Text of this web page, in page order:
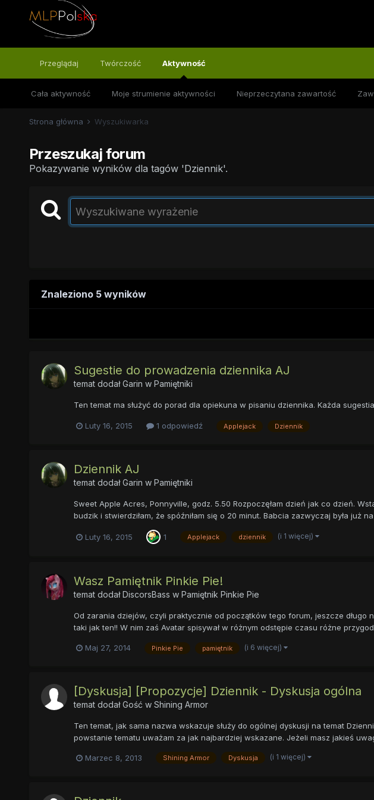
Przeglądaj Twórczość Aktywność
Cała aktywność Moje strumienie aktywności Nieprzeczytana zawartość
Strona główna Wyszukiwarka
Przeszukaj forum
Pokazywanie wyników dla tagów 'Dziennik'.
Znaleziono 5 wyników
Sugestie do prowadzenia dziennika AJ
temat dodałGarin w Pamiętniki
Ten temat ma służyć do porad dla opiekuna w pisaniu dziennika. Każda
Luty 16, 2015 1 odpowiedź Applejack Dziennik
Dziennik AJ
temat dodałGarin w Pamiętniki
Sweet Apple Acres, Ponnyville, godz. 5.50 Rozpoczęłam dzień jak co dzień.
budzik i stwierdziłam, że spóźniłam się o 20 minut. Babcia zazwyczaj była już
Luty 16, 2015 1 Applejack dziennik (i 1 więcej)
Wasz Pamiętnik Pinkie Pie!
temat dodałDiscorsBass w Pamiętnik Pinkie Pie
Od zarania dziejów, czyli praktycznie od początków tego forum, jeszcze długo
taki jak ten!! W nim zaś Avatar spisywał w różnym odstępie czasu różne
Maj 27, 2014 Pinkie Pie pamiętnik (i 6 więcej)
[Dyskusja] [Propozycje] Dziennik - Dyskusja ogólna
temat dodał Gość w Shining Armor
Ten temat, jak sama nazwa wskazuje służy do ogólnej dyskusji na temat
powstanie tematu uważam za jak najbardziej wskazane. Jeżeli masz jakieś
Marzec 8, 2013 Shining Armor Dyskusja (i 1 więcej)